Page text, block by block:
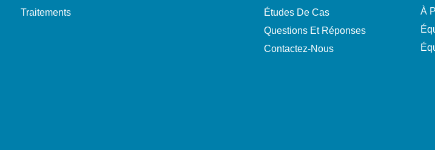
Traitements
Études De Cas
Questions Et Réponses
Contactez-Nous
À